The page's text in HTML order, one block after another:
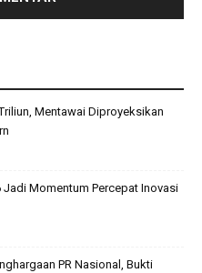
Mentawai Diproyeksikan
Momentum Percepat Inovasi
PR Nasional, Bukti